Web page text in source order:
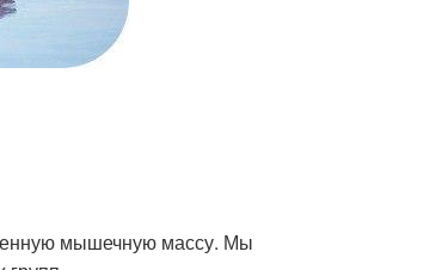
мышечную массу. Мы